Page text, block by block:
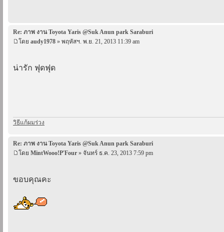
Re: ภาพ งาน Toyota Yaris @Suk Anun park Saraburi
โดย audy1978 » พฤหัสฯ. พ.ย. 21, 2013 11:39 am
น่ารัก ฟุดฟุด
วิธีแก้ผมร่วง
Re: ภาพ งาน Toyota Yaris @Suk Anun park Saraburi
โดย MintWooo!P'Four » จันทร์ ธ.ค. 23, 2013 7:59 pm
ขอบคุณคะ